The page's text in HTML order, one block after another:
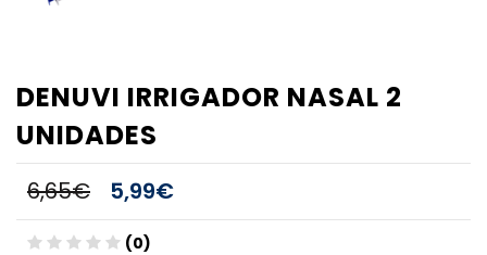
DENUVI IRRIGADOR NASAL 2
UNIDADES
6,65€ 5,99€
(0)